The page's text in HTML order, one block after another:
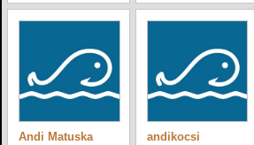
Andi Matuska
andikocsi